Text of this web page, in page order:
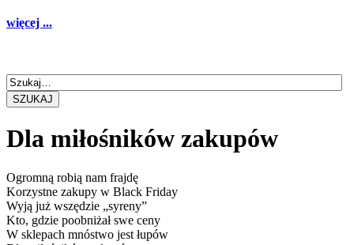
więcej ...
SZUKAJ
Dla miłośników zakupów
Ogromną robią nam frajdę
Korzystne zakupy w Black Friday
Wyją już wszędzie „syreny”
Kto, gdzie poobniżał swe ceny
W sklepach mnóstwo jest łupów